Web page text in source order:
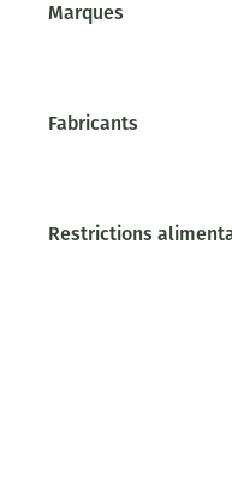
Marques
Fabricants
Restrictions